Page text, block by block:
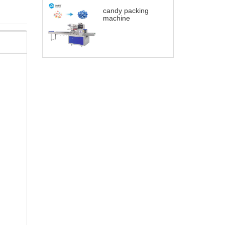
candy packing
machine